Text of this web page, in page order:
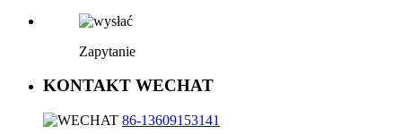
Zapytanie
KONTAKT WECHAT
86-13609153141